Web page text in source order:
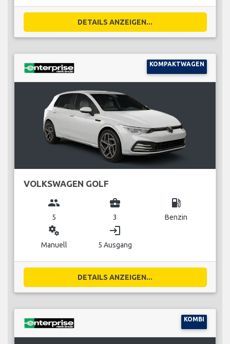
DETAILS ANZEIGEN...
KOMPAKTWAGEN
VOLKSWAGEN GOLF
group
5
business_center
3
local_gas_station
Benzin
miscellaneous_services
Manuell
login
5 Ausgang
DETAILS ANZEIGEN...
KOMBI